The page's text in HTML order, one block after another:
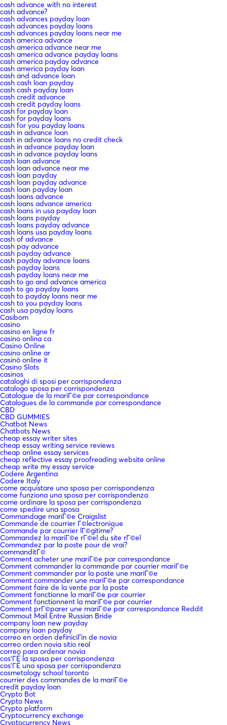
cash advance with no interest
cash advance?
cash advances payday loan
cash advances payday loans
cash advances payday loans near me
cash america advance
cash america advance near me
cash america advance payday loans
cash america payday advance
cash america payday loan
cash and advance loan
cash cash loan payday
cash cash payday loan
cash credit advance
cash credit payday loans
cash for payday loan
cash for payday loans
cash for you payday loans
cash in advance loan
cash in advance loans no credit check
cash in advance payday loan
cash in advance payday loans
cash loan advance
cash loan advance near me
cash loan payday
cash loan payday advance
cash loan payday loan
cash loans advance
cash loans advance america
cash loans in usa payday loan
cash loans payday
cash loans payday advance
cash loans usa payday loans
cash of advance
cash pay advance
cash payday advance
cash payday advance loans
cash payday loans
cash payday loans near me
cash to go and advance america
cash to go payday loans
cash to payday loans near me
cash to you payday loans
cash usa payday loans
Casibom
casino
casino en ligne fr
casino onlina ca
Casino Online
casino online ar
casinò online it
Casino Slots
casinos
cataloghi di sposi per corrispondenza
catalogo sposa per corrispondenza
Catalogue de la mariГ©e par correspondance
Catalogues de la commande par correspondance
CBD
CBD GUMMIES
Chatbot News
Chatbots News
cheap essay writer sites
cheap essay writing service reviews
cheap online essay services
cheap reflective essay proofreading website online
cheap write my essay service
Codere Argentina
Codere Italy
come acquistare una sposa per corrispondenza
come funziona una sposa per corrispondenza
come ordinare la sposa per corrispondenza
come spedire una sposa
Commandage mariГ©e Craigslist
Commande de courrier Г©lectronique
Commande par courrier lГ©gitime?
Commandez la mariГ©e rГ©el du site rГ©el
Commandez par la poste pour de vrai?
commanditГ©
Comment acheter une mariГ©e par correspondance
Comment commander la commande par courrier mariГ©e
Comment commander par la poste une mariГ©e
Comment commander une mariГ©e par correspondance
Comment faire de la vente par la poste
Comment fonctionne la mariГ©e par courrier
Comment fonctionnent la mariГ©e par courrier
Comment prГ©parer une mariГ©e par correspondance Reddit
Commout Mail Entre Russian Bride
company loan new payday
company loan payday
correo en orden definiciГіn de novia
correo orden novia sitio real
correo para ordenar novia
cos'ГЁ la sposa per corrispondenza
cos'ГЁ una sposa per corrispondenza
cosmetology school toronto
courrier des commandes de la mariГ©e
credit payday loan
Crypto Bot
Crypto News
Crypto platform
Cryptocurrency exchange
Cryptocurrency News